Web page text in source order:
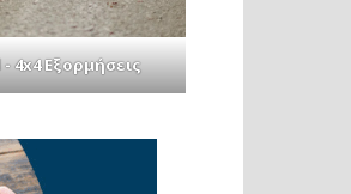
4x4 Εξορμήσεις